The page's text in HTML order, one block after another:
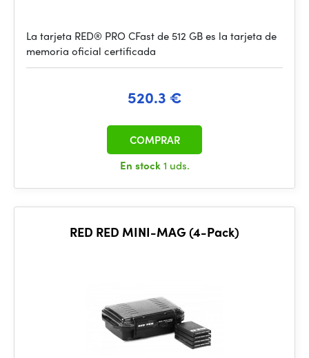
La tarjeta RED® PRO CFast de 512 GB es la tarjeta de
memoria oficial certificada
520.3 €
En stock1 uds.
COMPRAR
RED RED MINI-MAG (4-Pack)